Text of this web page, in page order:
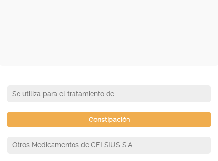
Se utiliza para el tratamiento de:
Constipación
Otros Medicamentos de CELSIUS S.A.